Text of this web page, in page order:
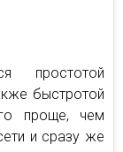
простотой
быстротой
проще, чем
и сразу же